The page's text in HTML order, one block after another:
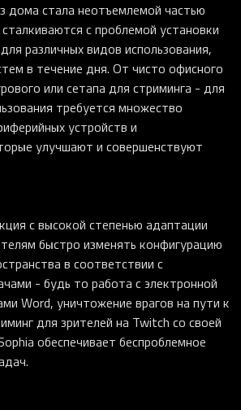
дома стала неотъемлемой частью
с проблемой установки
различных видов использования,
в течение дня. От чисто офисного
или сетапа для стриминга - для
требуется множество
устройств и
улучшают и совершенствуют
с высокой степенью адаптации
быстро изменять конфигурацию
в соответствии с
- будь то работа с электронной
Word, уничтожение врагов на пути к
для зрителей на Twitch со своей
обеспечивает беспроблемное